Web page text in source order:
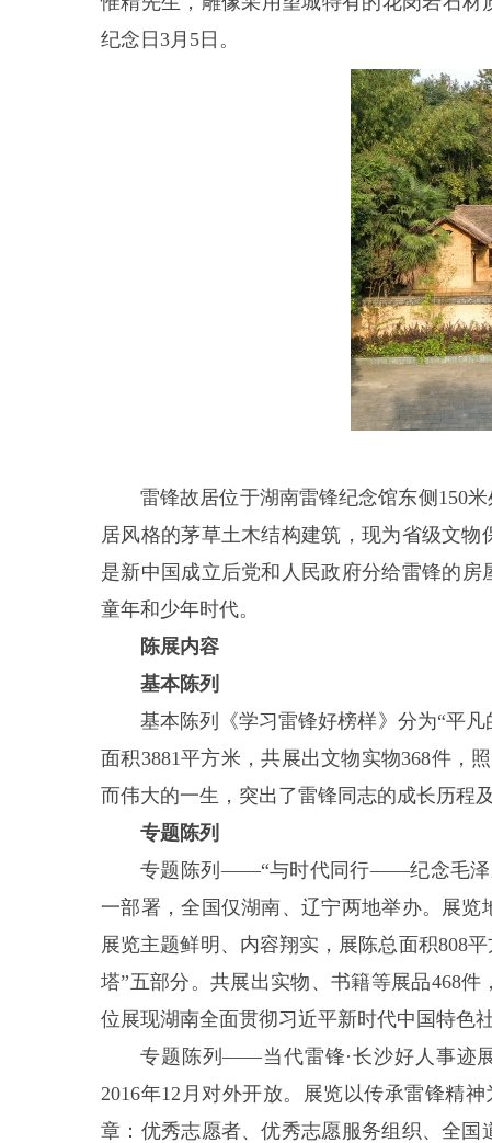
纪念日3月5日。
雷锋故居位于湖南雷锋纪念馆东侧150
居风格的茅草土木结构建筑，现为省级文
是新中国成立后党和人民政府分给雷锋的房
童年和少年时代。
陈展内容
基本陈列
基本陈列《学习雷锋好榜样》分为“平
面积3881平方米，共展出文物实物368件，
而伟大的一生，突出了雷锋同志的成长历程
专题陈列
专题陈列——“与时代同行——纪念毛泽
一部署，全国仅湖南、辽宁两地举办。展览
展览主题鲜明、内容翔实，展陈总面积808
塔”五部分。共展出实物、书籍等展品468
位展现湖南全面贯彻习近平新时代中国特色
专题陈列——当代雷锋·长沙好人事迹
2016年12月对外开放。展览以传承雷锋精
章：优秀志愿者、优秀志愿服务组织、全